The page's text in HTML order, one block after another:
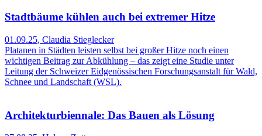
Stadtbäume kühlen auch bei extremer Hitze
01.09.25, Claudia Stieglecker
Platanen in Städten leisten selbst bei großer Hitze noch einen
wichtigen Beitrag zur Abkühlung – das zeigt eine Studie unter
Leitung der Schweizer Eidgenössischen Forschungsanstalt für Wald,
Schnee und Landschaft (WSL).
Architekturbiennale: Das Bauen als Lösung